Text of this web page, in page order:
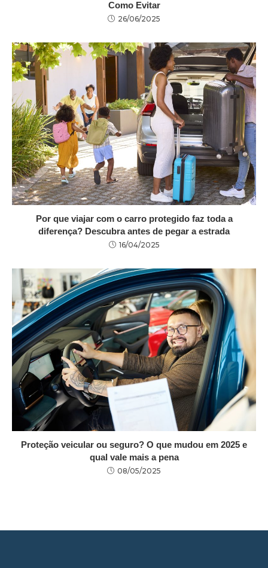
Como Evitar
26/06/2025
Por que viajar com o carro protegido faz toda a
diferença? Descubra antes de pegar a estrada
16/04/2025
Proteção veicular ou seguro? O que mudou em 2025 e
qual vale mais a pena
08/05/2025